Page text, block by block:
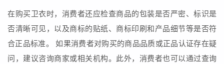
在购买卫衣时，消费者还应检查商品的包装是否严密、标识是
否清晰可见，以及商标的贴纸、商标印刷和产品细节等是否符
合正品标准。 如果消费者对购买的商品品质或正品认证存在疑
问，建议咨询商家或相关机构。此外，消费者也可以通过查询